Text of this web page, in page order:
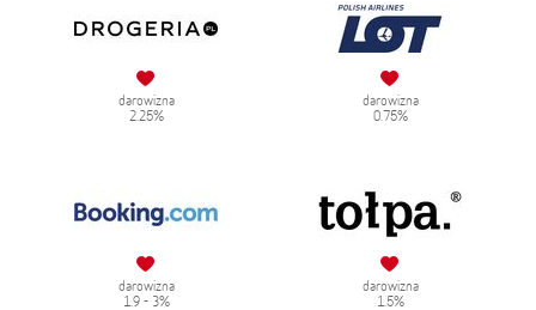
darowizna
2.25%
darowizna
0.75%
darowizna
1.9 - 3%
darowizna
1.5%